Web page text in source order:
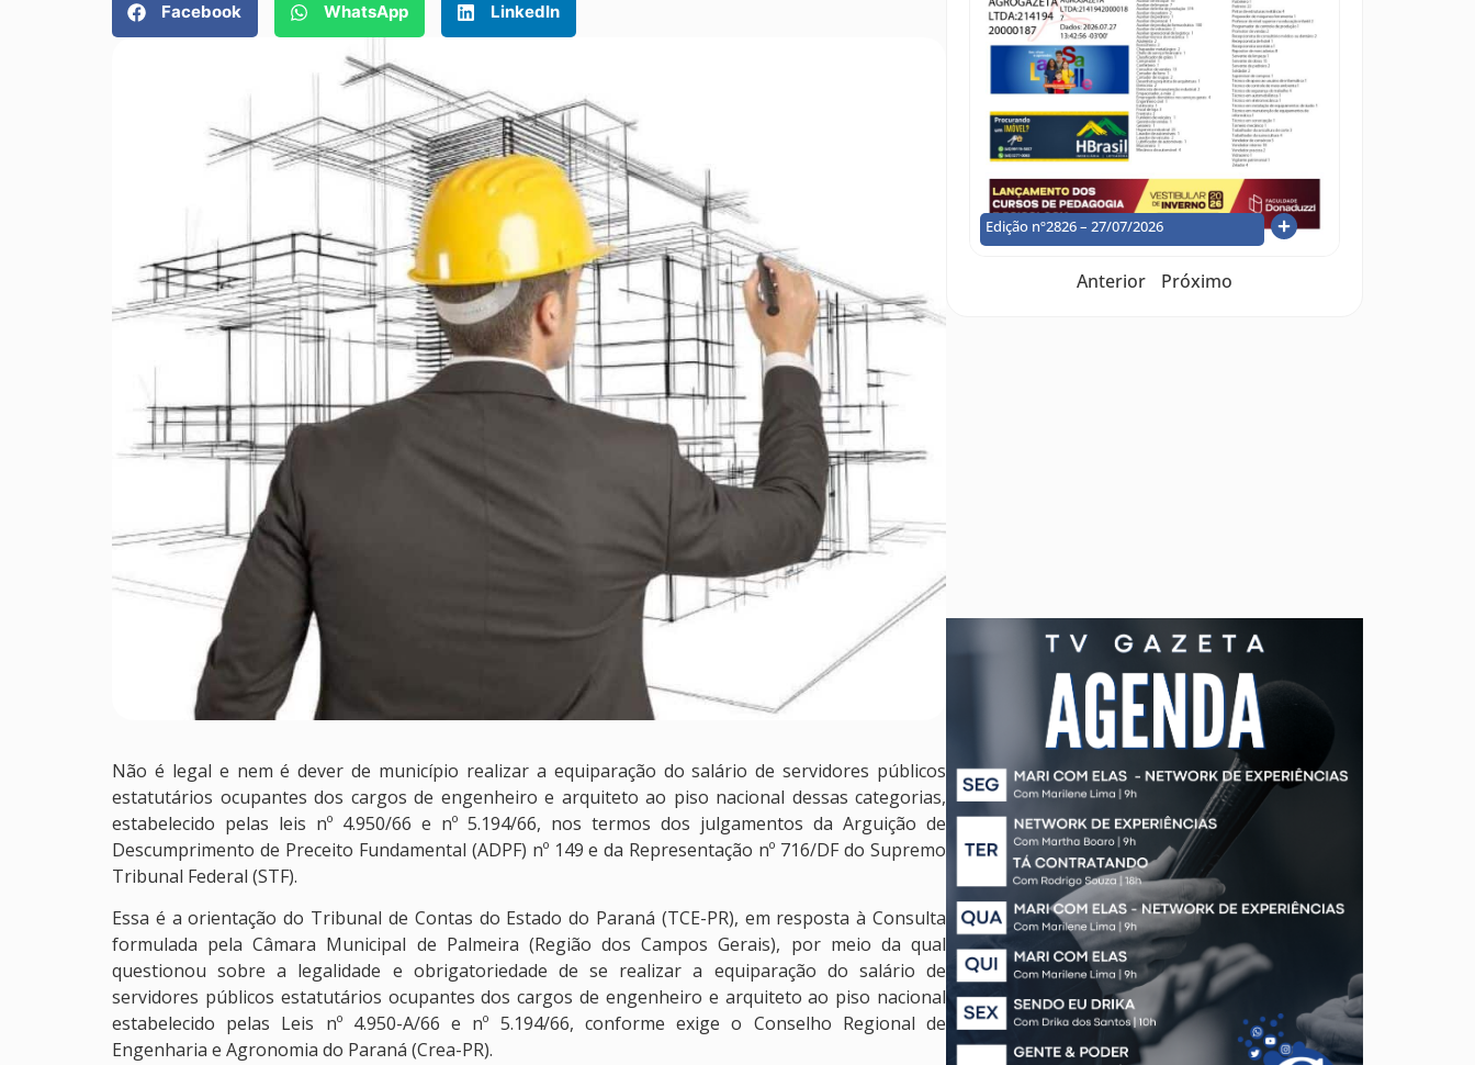
Facebook
WhatsApp LinkedIn
Não é legal e nem é dever de município realizar a equiparação do salário de servidores públicos
estatutários ocupantes dos cargos de engenheiro e arquiteto ao piso nacional dessas categorias,
estabelecido pelas leis nº 4.950/66 e nº 5.194/66, nos termos dos julgamentos da Arguição de
Descumprimento de Preceito Fundamental (ADPF) nº 149 e da Representação nº 716/DF do Supremo
Tribunal Federal (STF).
Essa é a orientação do Tribunal de Contas do Estado do Paraná (TCE-PR), em resposta à Consulta
formulada pela Câmara Municipal de Palmeira (Região dos Campos Gerais), por meio da qual
questionou sobre a legalidade e obrigatoriedade de se realizar a equiparação do salário de
servidores públicos estatutários ocupantes dos cargos de engenheiro e arquiteto ao piso nacional
estabelecido pelas Leis nº 4.950-A/66 e nº 5.194/66, conforme exige o Conselho Regional de
Engenharia e Agronomia do Paraná (Crea-PR).
Edição nº2826 – 27/07/2026
Anterior Próximo